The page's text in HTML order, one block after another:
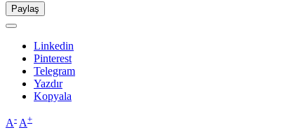
Paylaş
Linkedin
Pinterest
Telegram
Yazdır
Kopyala
A- A+